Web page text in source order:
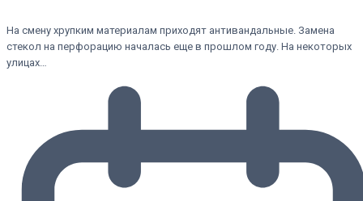
На смену хрупким материалам приходят антивандальные. Замена
стекол на перфорацию началась еще в прошлом году. На некоторых
улицах…